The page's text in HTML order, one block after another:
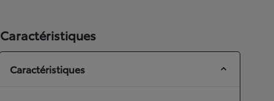
Caractéristiques
Caractéristiques